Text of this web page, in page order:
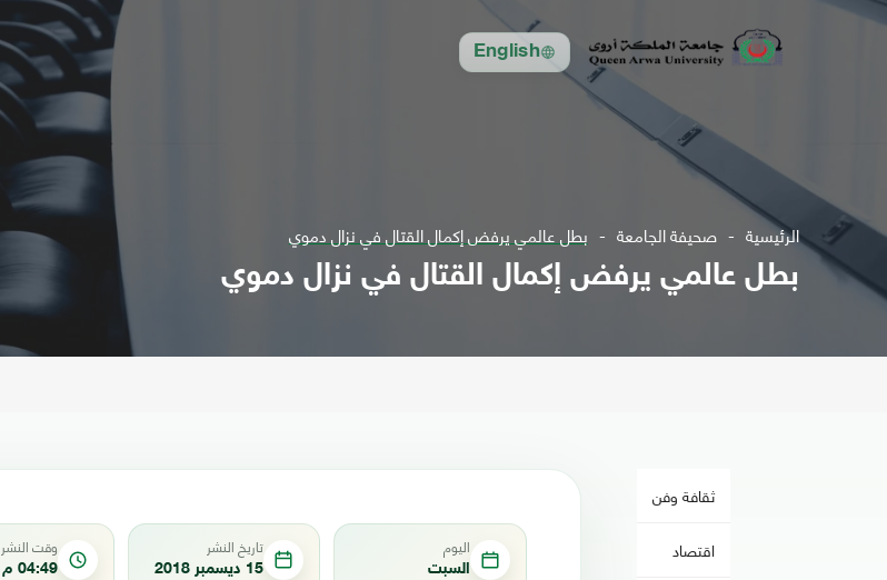
English
الرئيسية صحيفة الجامعة بطل عالمي يرفض إكمال القتال في نزال دموي
بطل عالمي يرفض إكمال القتال في نزال دموي
ثقافة وفن
اقتصاد
اليوم
السبت
تاريخ النشر
15 ديسمبر 2018
وقت النشر
04:49 م